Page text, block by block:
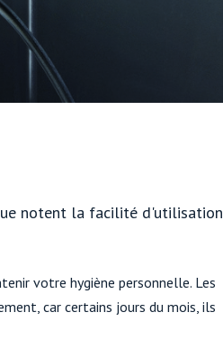
notent la facilité d'utilisation
votre hygiène personnelle. Les
car certains jours du mois, ils